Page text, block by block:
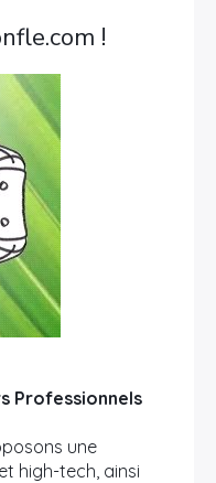
!
Professionnels
une
high-tech, ainsi